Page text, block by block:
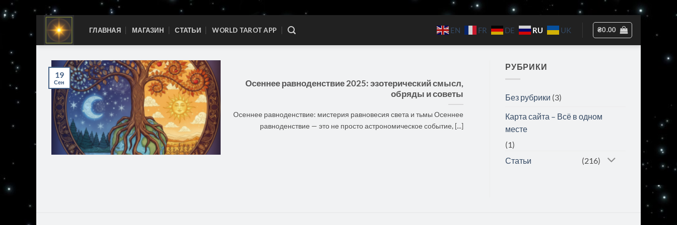
Skip
content
ГЛАВНАЯ МАГАЗИН СТАТЬИ WORLD TAROT APP EN FR DE RU UK ₴0.00
Осеннее равноденствие 2025: эзотерический смысл,
обряды и советы
Осеннее равноденствие: мистерия равновесия света и тьмы Осеннее
равноденствие — это не просто астрономическое событие, [...]
19
Сен
РУБРИКИ
Без рубрики (3)
Карта сайта – Всё в одном
месте
(1)
Статьи
(216)